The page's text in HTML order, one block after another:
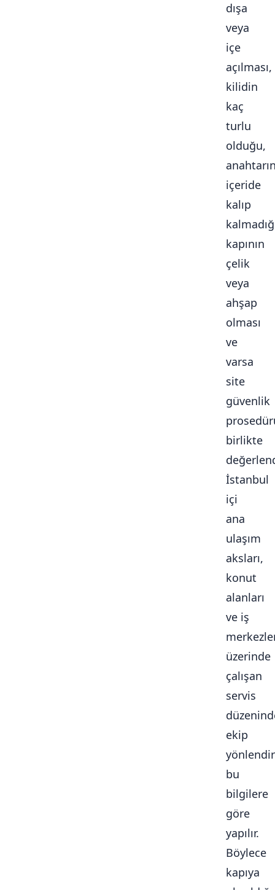
dışa
veya
içe
açılması,
kilidin
kaç
turlu
olduğu,
içeride
kalıp
kapının
çelik
veya
ahşap
olması
ve
varsa
site
güvenlik
birlikte
İstanbul
içi
ana
ulaşım
aksları,
konut
alanları
ve iş
üzerinde
çalışan
servis
ekip
bu
bilgilere
göre
yapılır.
Böylece
kapıya